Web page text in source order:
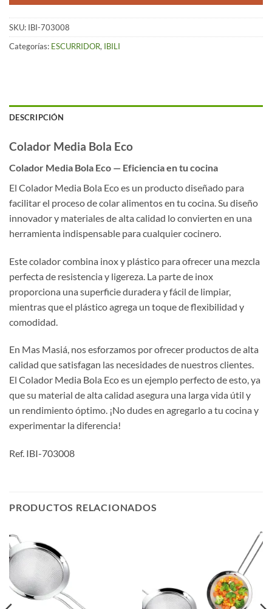
SKU: IBI-703008
Categorías: ESCURRIDOR, IBILI
DESCRIPCIÓN
Colador Media Bola Eco
Colador Media Bola Eco — Eficiencia en tu cocina
El Colador Media Bola Eco es un producto diseñado para
facilitar el proceso de colar alimentos en tu cocina. Su diseño
innovador y materiales de alta calidad lo convierten en una
herramienta indispensable para cualquier cocinero.
Este colador combina inox y plástico para ofrecer una mezcla
perfecta de resistencia y ligereza. La parte de inox
proporciona una superficie duradera y fácil de limpiar,
mientras que el plástico agrega un toque de flexibilidad y
comodidad.
En Mas Masiá, nos esforzamos por ofrecer productos de alta
calidad que satisfagan las necesidades de nuestros clientes.
El Colador Media Bola Eco es un ejemplo perfecto de esto, ya
que su material de alta calidad asegura una larga vida útil y
un rendimiento óptimo. ¡No dudes en agregarlo a tu cocina y
experimentar la diferencia!
Ref. IBI-703008
PRODUCTOS RELACIONADOS